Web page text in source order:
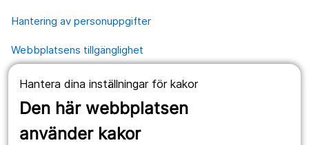
Hantera dina inställningar för kakor
Den här webbplatsen
använder kakor
Hantering av personuppgifter
Webbplatsens tillgänglighet
Våra webbplatser
1177.se